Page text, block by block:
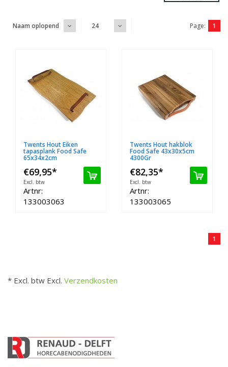
Naam oplopend 24 Page: 1
Twents Hout Eiken
tapasplank Food Safe
65x34x2cm
€69,95*
Excl. btw
Artnr:
133003063
Twents Hout hakblok
Food Safe 43x30x5cm
4300Gr
€82,35*
Excl. btw
Artnr:
133003065
1
* Excl. btw Excl. Verzendkosten